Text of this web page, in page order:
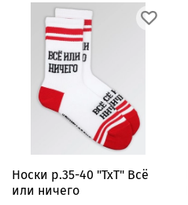
Носки р.35-40 "TxT" Всё
или ничего